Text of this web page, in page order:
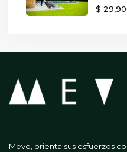
$
Meve, orienta sus esfuerzos